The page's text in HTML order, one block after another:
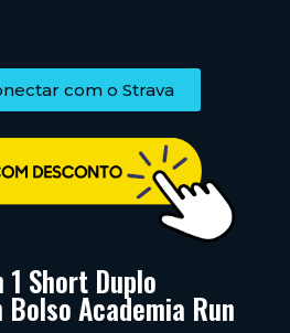
com o Strava
1 Short Duplo
Academia Run